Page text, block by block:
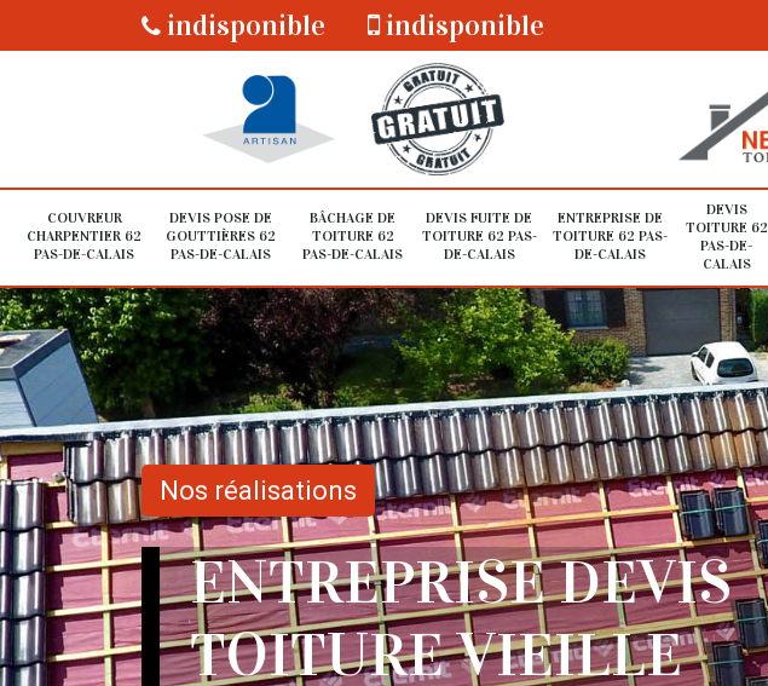
indisponible indisponible
COUVREUR
CHARPENTIER 62
PAS-DE-CALAIS
DEVIS POSE DE
GOUTTIÈRES 62
PAS-DE-CALAIS
BÂCHAGE DE
TOITURE 62
PAS-DE-CALAIS
DEVIS FUITE DE
TOITURE 62 PAS-
DE-CALAIS
ENTREPRISE DE
TOITURE 62 PAS-
DE-CALAIS
DEVIS
TOITURE 62
PAS-DE-
CALAIS
Nos réalisations
ENTREPRISE DEVIS
TOITURE VIEILLE